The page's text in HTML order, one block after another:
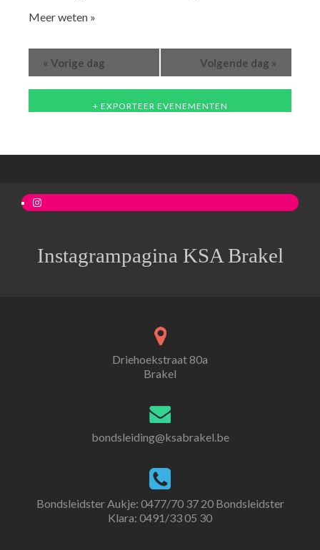
Meer weten »
« Vorige dag Volgende dag »
+ EXPORTEER EVENEMENTEN
Instagram
Instagrampagina KSA Brakel
Driehoekstraat 80a
Brakel
bondsleiding@ksabrakel.be
Bondsleidster Aukje: 0477/70 37 20 Bondsleidster
Klara: 0491/33 05 30